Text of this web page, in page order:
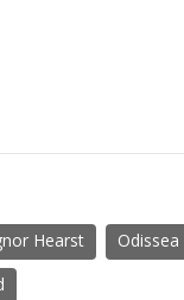
Hearst Odissea